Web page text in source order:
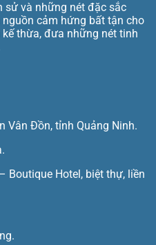
sử và những nét đặc sắc
cảm hứng bất tận cho
thừa, đưa những nét tinh
Vân Đồn, tỉnh Quảng Ninh.
Boutique Hotel, biệt thự, liền